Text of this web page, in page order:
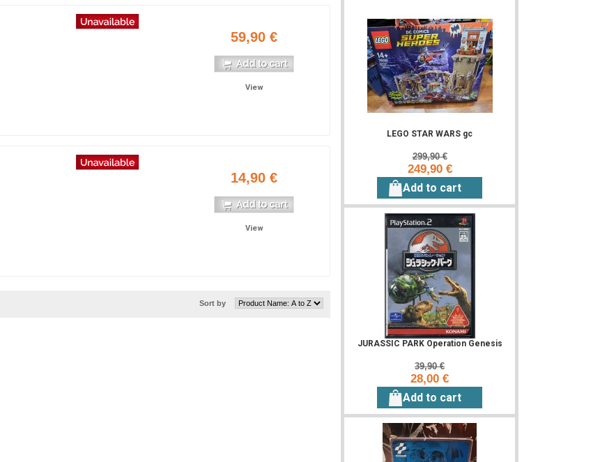
59,90 €
View
14,90 €
View
Sort by
LEGO STAR WARS gc
299,90 €
249,90 €
Add to cart
JURASSIC PARK Operation Genesis
39,90 €
28,00 €
Add to cart